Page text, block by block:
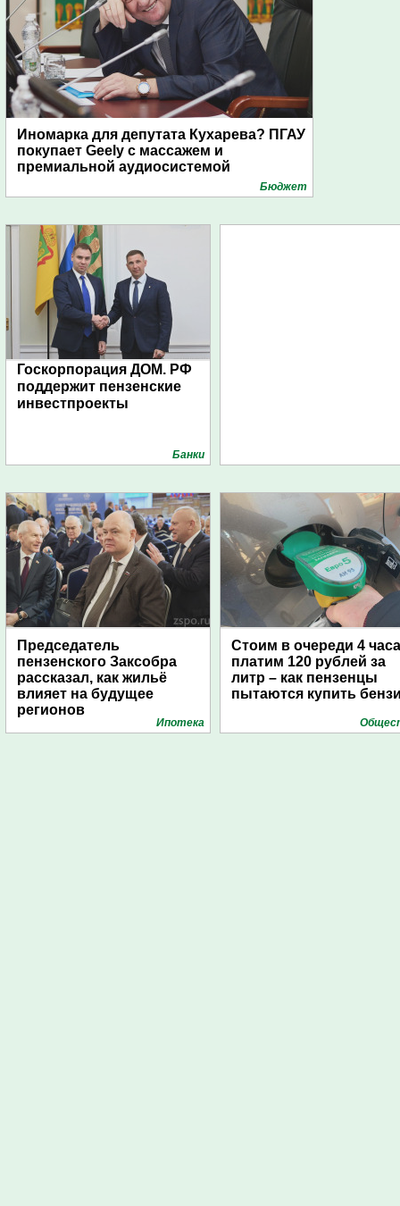
Иномарка для депутата Кухарева? ПГАУ
покупает Geely с массажем и
премиальной аудиосистемой
Бюджет
Госкорпорация ДОМ. РФ
поддержит пензенские
инвестпроекты
Банки
Председатель
пензенского Заксобра
рассказал, как жильё
влияет на будущее
регионов
Ипотека
Стоим в очереди 4
платим 120 рублей за
литр – как пензенцы
пытаются купить